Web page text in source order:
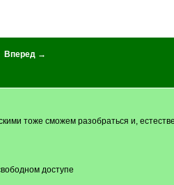
Вперед →
тоже сможем разобраться и,
доступе